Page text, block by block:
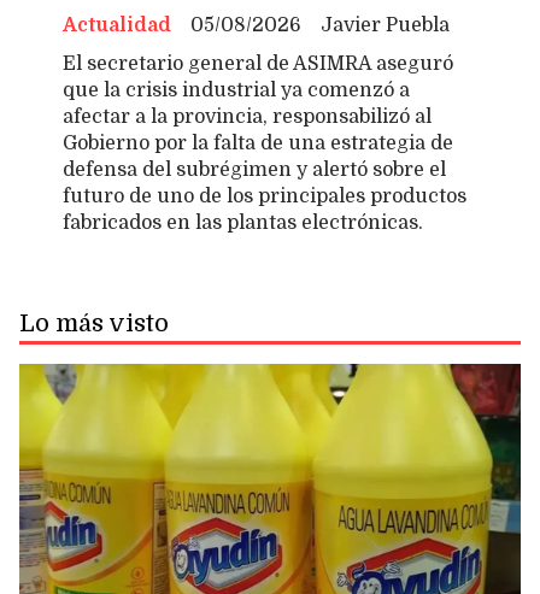
Javier Puebla
Actualidad
05/08/2026
El secretario general de ASIMRA aseguró
que la crisis industrial ya comenzó a
afectar a la provincia, responsabilizó al
Gobierno por la falta de una estrategia de
defensa del subrégimen y alertó sobre el
futuro de uno de los principales productos
fabricados en las plantas electrónicas.
Lo más visto